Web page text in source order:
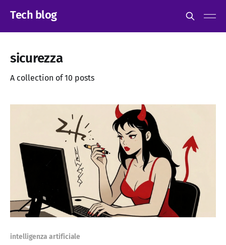
Tech blog
sicurezza
A collection of 10 posts
intelligenza artificiale